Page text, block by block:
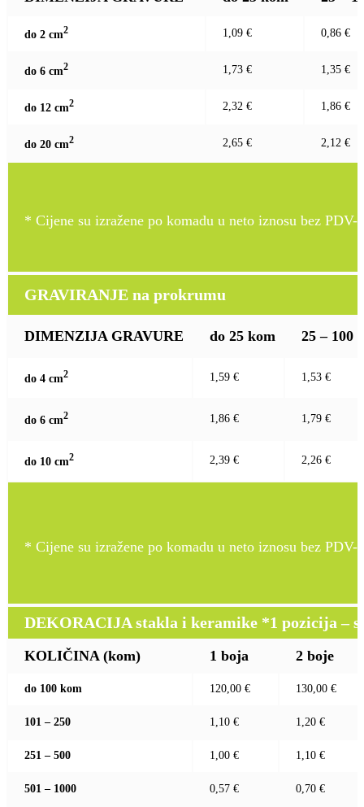
do 2 cm2 1,09 € 0,86 €
do 6 cm2 1,73 € 1,35 €
do 12 cm2 2,32 € 1,86 €
do 20 cm2 2,65 € 2,12 €
* Cijene su izražene po komadu u neto iznosu bez PDV-
GRAVIRANJE na prokrumu
DIMENZIJA GRAVURE do 25 kom 25 – 100
do 4 cm2 1,59 € 1,53 €
do 6 cm2 1,86 € 1,79 €
do 10 cm2 2,39 € 2,26 €
* Cijene su izražene po komadu u neto iznosu bez PDV-
DEKORACIJA stakla i keramike *1 pozicija –
KOLIČINA (kom) 1 boja 2 boje
do 100 kom 120,00 € 130,00 €
101 – 250 1,10 € 1,20 €
251 – 500 1,00 € 1,10 €
501 – 1000 0,57 € 0,70 €